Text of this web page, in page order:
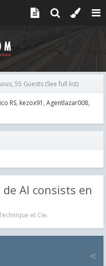
55 Guests (See full list)
RS kezox91 Agentlazar008
AI consists en
et Cie.